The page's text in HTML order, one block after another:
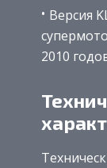
Версия
2010